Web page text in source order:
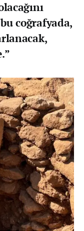
coğrafyada,